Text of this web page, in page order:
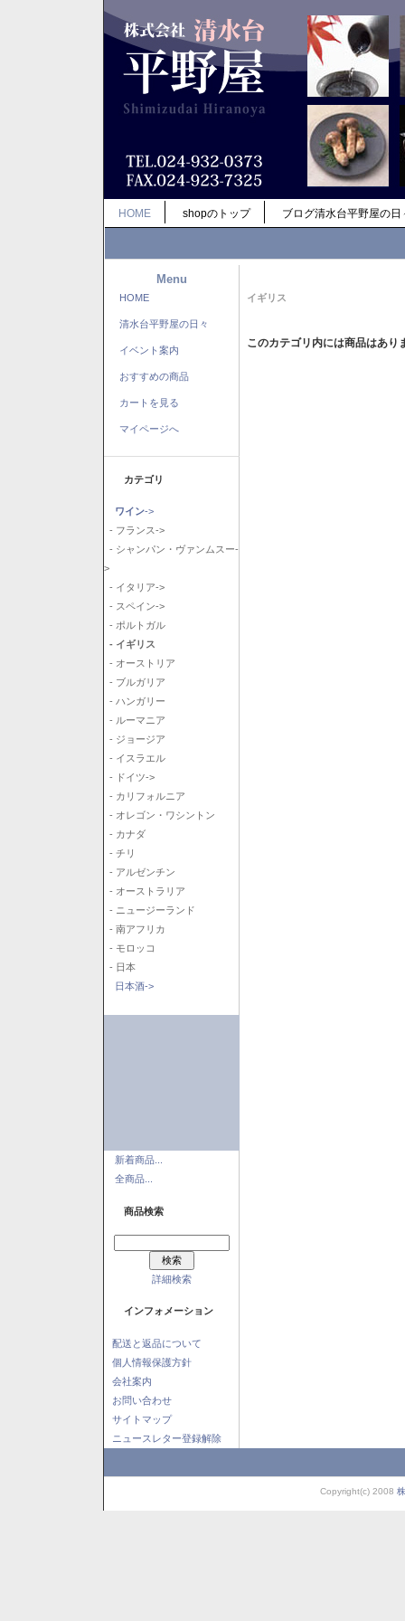
HOME shopのトップ ブログ清水台平野屋の日
Menu
HOME
清水台平野屋の日々
イベント案内
おすすめの商品
カートを見る
マイページへ
カテゴリ
ワイン->
- フランス->
- シャンパン・ヴァンムスー-
>
- イタリア->
- スペイン->
- ポルトガル
- イギリス
- オーストリア
- ブルガリア
- ハンガリー
- ルーマニア
- ジョージア
- イスラエル
- ドイツ->
- カリフォルニア
- オレゴン・ワシントン
- カナダ
- チリ
- アルゼンチン
- オーストラリア
- ニュージーランド
- 南アフリカ
- モロッコ
- 日本
日本酒->
新着商品...
全商品...
商品検索
詳細検索
インフォメーション
配送と返品について
個人情報保護方針
会社案内
お問い合わせ
サイトマップ
ニュースレター登録解除
イギリス
このカテゴリ内には商品はあり
Copyright(c) 2008